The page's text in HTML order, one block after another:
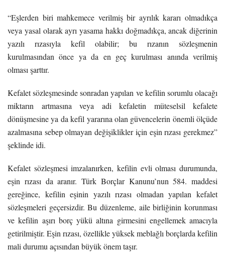
“Eşlerden biri mahkemece verilmiş bir ayrılık kararı olmadıkça
veya yasal olarak ayrı yasama hakkı doğmadıkça, ancak diğerinin
yazılı rızasıyla kefil olabilir; bu rızanın sözleşmenin
kurulmasından önce ya da en geç kurulması anında verilmiş
olması şarttır.
Kefalet sözleşmesinde sonradan yapılan ve kefilin sorumlu olacağı
miktarın artmasına veya adi kefaletin müteselsil kefalete
dönüşmesine ya da kefil yararına olan güvencelerin önemli ölçüde
azalmasına sebep olmayan değişiklikler için eşin rızası gerekmez”
şeklinde idi.
Kefalet sözleşmesi imzalanırken, kefilin evli olması durumunda,
eşin rızası da aranır. Türk Borçlar Kanunu’nun 584. maddesi
gereğince, kefilin eşinin yazılı rızası olmadan yapılan kefalet
sözleşmeleri geçersizdir. Bu düzenleme, aile birliğinin korunması
ve kefilin aşırı borç yükü altına girmesini engellemek amacıyla
getirilmiştir. Eşin rızası, özellikle yüksek meblağlı borçlarda kefilin
mali durumu açısından büyük önem taşır.